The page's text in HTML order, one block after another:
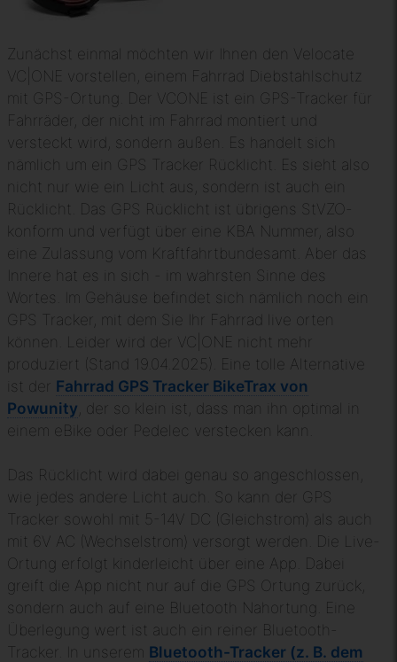
Zunächst einmal möchten wir Ihnen den Velocate
VC|ONE vorstellen, einem Fahrrad Diebstahlschutz
mit GPS-Ortung. Der VCONE ist ein GPS-Tracker für
Fahrräder, der nicht im Fahrrad montiert und
versteckt wird, sondern außen. Es handelt sich
nämlich um ein GPS Tracker Rücklicht. Es sieht also
nicht nur wie ein Licht aus, sondern ist auch ein
Rücklicht. Das GPS Rücklicht ist übrigens StVZO-
konform und verfügt über eine KBA Nummer, also
eine Zulassung vom Kraftfahrtbundesamt. Aber das
Innere hat es in sich - im wahrsten Sinne des
Wortes. Im Gehäuse befindet sich nämlich noch ein
GPS Tracker, mit dem Sie Ihr Fahrrad live orten
können. Leider wird der VC|ONE nicht mehr
produziert (Stand 19.04.2025). Eine tolle Alternative
ist der Fahrrad GPS Tracker BikeTrax von
Powunity , der so klein ist, dass man ihn optimal in
einem eBike oder Pedelec verstecken kann.
Das Rücklicht wird dabei genau so angeschlossen,
wie jedes andere Licht auch. So kann der GPS
Tracker sowohl mit 5-14V DC (Gleichstrom) als auch
mit 6V AC (Wechselstrom) versorgt werden. Die Live-
Ortung erfolgt kinderleicht über eine App. Dabei
greift die App nicht nur auf die GPS Ortung zurück,
sondern auch auf eine Bluetooth Nahortung. Eine
Überlegung wert ist auch ein reiner Bluetooth-
Tracker. In unserem Bluetooth-Tracker (z. B. dem